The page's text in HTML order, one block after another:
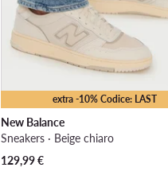
extra -10% Codice: LAST
New Balance
Sneakers · Beige chiaro
129,99€